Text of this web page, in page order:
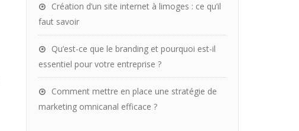
Création d’un site internet à limoges : ce qu’il
faut savoir
Qu’est-ce que le branding et pourquoi est-il
essentiel pour votre entreprise ?
Comment mettre en place une stratégie de
marketing omnicanal efficace ?